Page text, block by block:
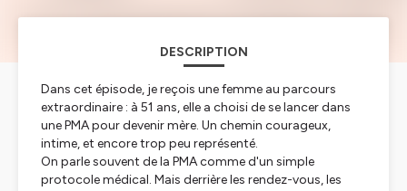
DESCRIPTION
Dans cet épisode, je reçois une femme au parcours
extraordinaire : à 51 ans, elle a choisi de se lancer dans
une PMA pour devenir mère. Un chemin courageux,
intime, et encore trop peu représenté.
On parle souvent de la PMA comme d'un simple
protocole médical. Mais derrière les rendez-vous, les